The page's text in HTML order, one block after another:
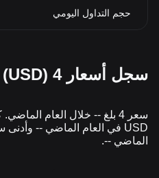
حجم التداول اليومي
سجل أسعار 4 (USD)
سعر 4 بلغ -- خلال العام
الماضي --.